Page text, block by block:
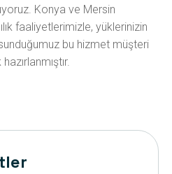
Konya ve Mersin
faaliyetlerimizle, yüklerinizin
bu hizmet müşteri